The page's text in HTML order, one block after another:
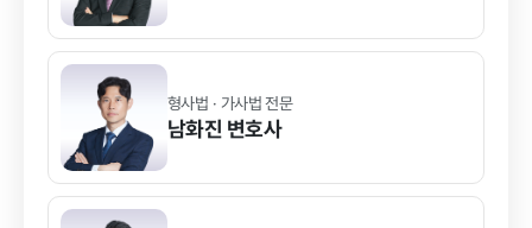
형사법 · 가사법 전문
남화진 변호사